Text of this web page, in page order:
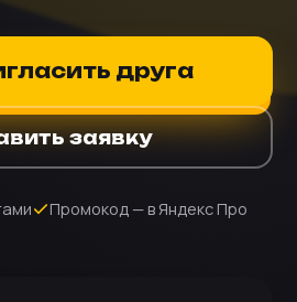
друга
заявку
Промокод — в Яндекс Про